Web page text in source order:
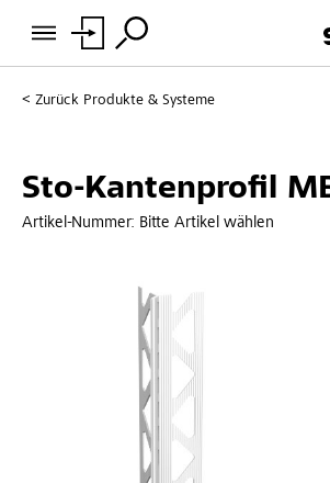
Zurück Produkte & Systeme
Sto-Kantenprofil
Artikel-Nummer: Bitte Artikel wählen